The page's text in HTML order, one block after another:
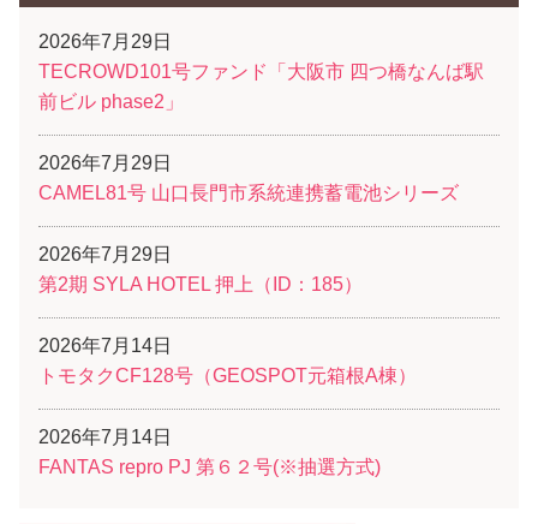
2026年7月29日
TECROWD101号ファンド「大阪市 四つ橋なんば駅
前ビル phase2」
2026年7月29日
CAMEL81号 山口長門市系統連携蓄電池シリーズ
2026年7月29日
第2期 SYLA HOTEL 押上（ID：185）
2026年7月14日
トモタクCF128号（GEOSPOT元箱根A棟）
2026年7月14日
FANTAS repro PJ 第６２号(※抽選方式)